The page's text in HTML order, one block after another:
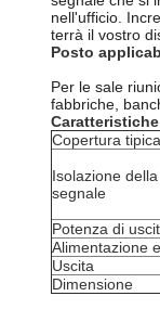
nell'ufficio.
terrà il vostro
Posto
Per le sale
fabbriche,
Copertura tipica
Isolazione
segnale
Potenza di
Alimentazione
Uscita
Dimensione